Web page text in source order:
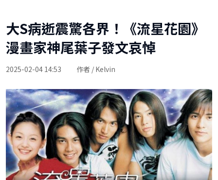
大S病逝震驚各界！《流星花園》
漫畫家神尾葉子發文哀悼
2025-02-04 14:53 作者 / Kelvin